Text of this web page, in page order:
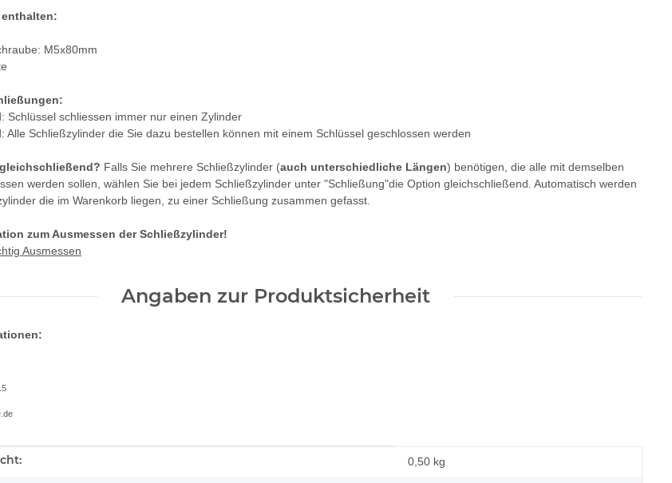
M5x80mm
Schlüssel schliessen immer nur einen Zylinder
Alle Schließzylinder die Sie dazu bestellen können mit einem Schlüssel geschlossen werden
Falls Sie mehrere Schließzylinder (auch unterschiedliche Längen) benötigen, die alle mit demselben
werden sollen, wählen Sie bei jedem Schließzylinder unter "Schließung"die Option gleichschließend. Automatisch werden
die im Warenkorb liegen, zu einer Schließung zusammen gefasst.
zum Ausmessen der Schließzylinder!
Ausmessen
Angaben zur Produktsicherheit
0,50 kg